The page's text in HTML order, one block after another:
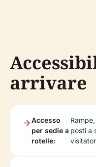
arrivare
Accesso
per sedie a
rotelle:
posti a